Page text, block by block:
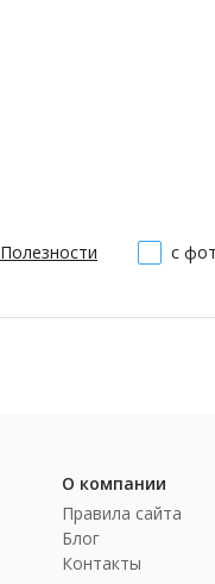
Полезности с
О компании
Правила сайта
Блог
Контакты